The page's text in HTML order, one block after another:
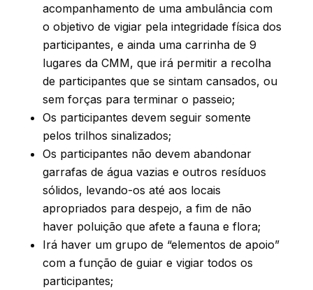
acompanhamento de uma ambulância com
o objetivo de vigiar pela integridade física dos
participantes, e ainda uma carrinha de 9
lugares da CMM, que irá permitir a recolha
de participantes que se sintam cansados, ou
sem forças para terminar o passeio;
Os participantes devem seguir somente
pelos trilhos sinalizados;
Os participantes não devem abandonar
garrafas de água vazias e outros resíduos
sólidos, levando-os até aos locais
apropriados para despejo, a fim de não
haver poluição que afete a fauna e flora;
Irá haver um grupo de “elementos de apoio”
com a função de guiar e vigiar todos os
participantes;